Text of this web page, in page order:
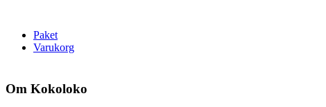
Paket
Varukorg
Om Kokoloko